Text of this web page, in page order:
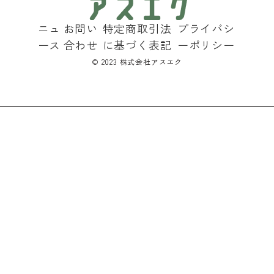
ニュ
ース
お問い
合わせ
特定商取引法
に基づく表記
プライバシ
ーポリシー
©︎ 2023 株式会社アスエク